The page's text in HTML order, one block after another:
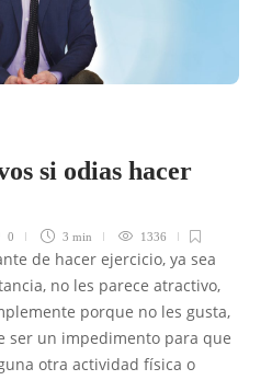
si odias hacer
0 3 min 1336
de hacer ejercicio, ya sea
no les parece atractivo,
porque no les gusta,
ser un impedimento para que
otra actividad física o